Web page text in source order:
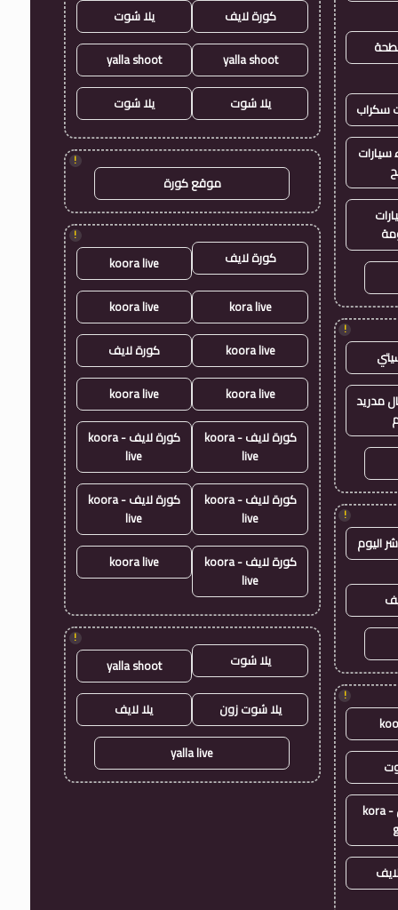
سكراب
!
مدريد
!
اليوم
!
كورة جول - kora
كورة لايف يلا شوت
yalla shoot
yalla shoot
يلا شوت يلا شوت
!
موقع كورة
!
كورة لايف koora live
kora live
koora live
koora live كورة لايف
koora live
koora live
كورة لايف - koora
live
كورة لايف - koora
live
كورة لايف - koora
live
كورة لايف - koora
live
كورة لايف - koora
live
koora live
!
يلا شوت yalla shoot
يلا شوت زون يلا لايف
yalla live